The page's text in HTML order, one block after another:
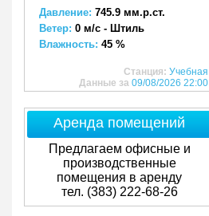
Давление: 745.9 мм.р.ст.
Ветер: 0 м/с - Штиль
Влажность: 45 %
Станция: Учебная
Данные за 09/08/2026 22:00
Аренда помещений
Предлагаем офисные и
производственные
помещения в аренду
тел. (383) 222-68-26